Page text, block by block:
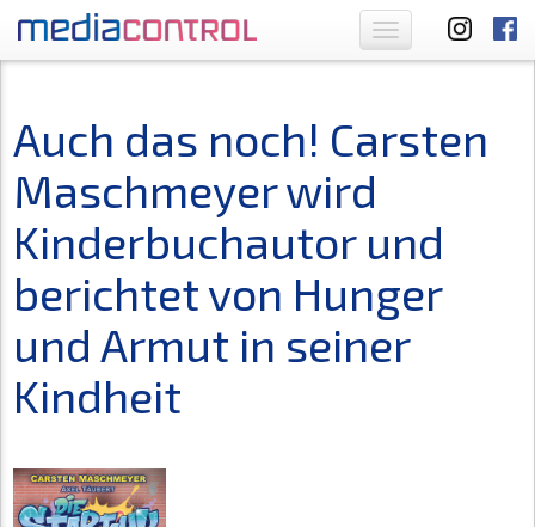
Toggle
navigation
Auch das noch! Carsten
Maschmeyer wird
Kinderbuchautor und
berichtet von Hunger
und Armut in seiner
Kindheit